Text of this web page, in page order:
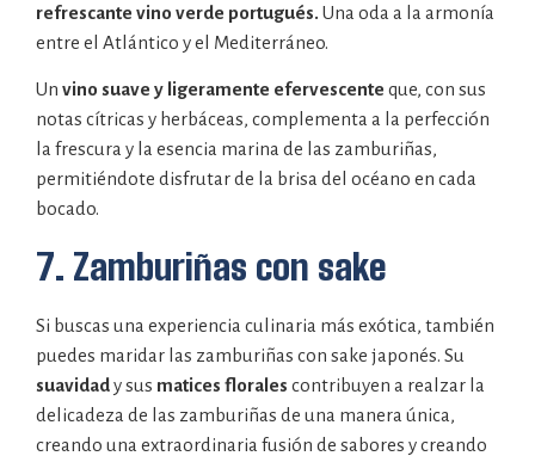
refrescante vino verde portugués. Una oda a la armonía
entre el Atlántico y el Mediterráneo.
Un vino suave y ligeramente efervescente que, con sus
notas cítricas y herbáceas, complementa a la perfección
la frescura y la esencia marina de las zamburiñas,
permitiéndote disfrutar de la brisa del océano en cada
bocado.
7. Zamburiñas con sake
Si buscas una experiencia culinaria más exótica, también
puedes maridar las zamburiñas con sake japonés. Su
suavidady sus matices florales contribuyen a realzar la
delicadeza de las zamburiñas de una manera única,
creando una extraordinaria fusión de sabores y creando